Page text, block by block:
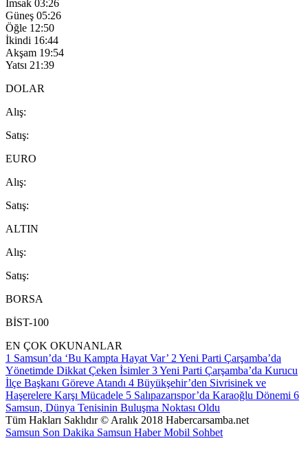
İmsak 03:26
Güneş 05:26
Öğle 12:50
İkindi 16:44
Akşam 19:54
Yatsı 21:39
DOLAR
Alış:
Satış:
EURO
Alış:
Satış:
ALTIN
Alış:
Satış:
BORSA
BİST-100
EN ÇOK OKUNANLAR
1 Samsun’da ‘Bu Kampta Hayat Var’ 2 Yeni Parti Çarşamba’da
Yönetimde Dikkat Çeken İsimler 3Yeni Parti Çarşamba’da Kurucu
İlçe Başkanı Göreve Atandı 4 Büyükşehir’den Sivrisinek ve
Haşerelere Karşı Mücadele 5 Salıpazarıspor’da Karaoğlu Dönemi 6
Samsun, Dünya Tenisinin Buluşma Noktası Oldu
Tüm Hakları Saklıdır © Aralık 2018 Habercarsamba.net
Samsun Son Dakika Samsun HaberMobil Sohbet